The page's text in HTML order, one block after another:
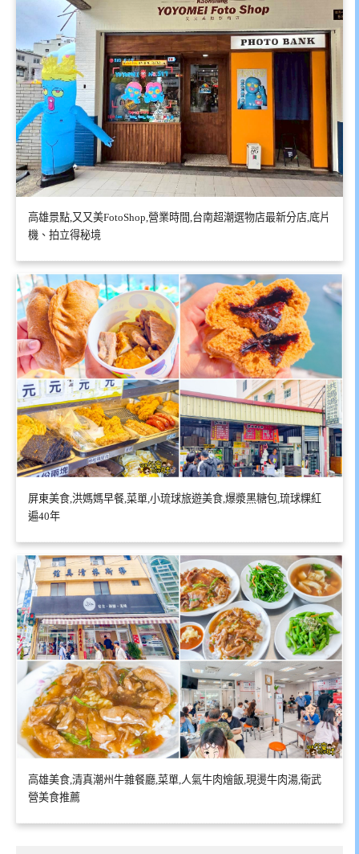
高雄景點,又又美FotoShop,營業時間,台南超潮選物店最新分店,底片
機、拍立得秘境
屏東美食,洪媽媽早餐,菜單,小琉球旅遊美食,爆漿黑糖包,琉球粿紅
遍40年
高雄美食,清真潮州牛雜餐廳,菜單,人氣牛肉燴飯,現燙牛肉湯,衛武
營美食推薦